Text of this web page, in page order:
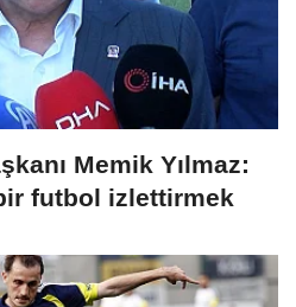
Memik Yılmaz:
futbol izlettirmek